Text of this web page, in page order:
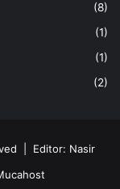
(8)
(1)
(1)
(2)
| Editor: Nasir